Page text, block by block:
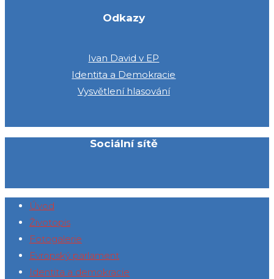
Odkazy
Ivan David v EP
Identita a Demokracie
Vysvětlení hlasování
Sociální sítě
Úvod
Životopis
Fotogalerie
Evropský parlament
Identita a demokracie